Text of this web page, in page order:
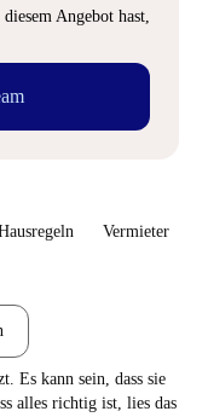
Angebot hast,
Vermieter
Es kann sein, dass sie
alles richtig ist, lies das